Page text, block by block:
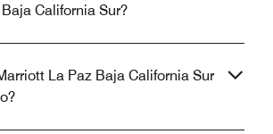
California Sur?
La Paz Baja California Sur